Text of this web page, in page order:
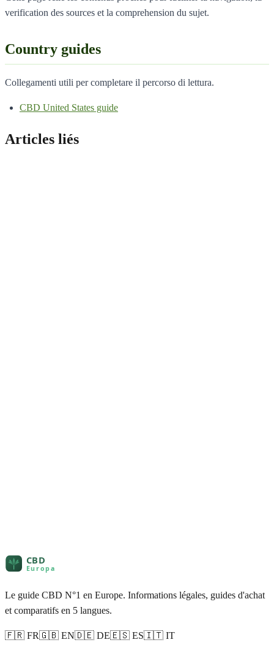
verification des sources et la comprehension du sujet.
Country guides
Collegamenti utili per completare il percorso di lettura.
CBD United States guide
Articles liés
Le guide CBD N°1 en Europe. Informations légales, guides d'achat
et comparatifs en 5 langues.
🇫🇷 FR🇬🇧 EN🇩🇪 DE🇪🇸 ES🇮🇹 IT